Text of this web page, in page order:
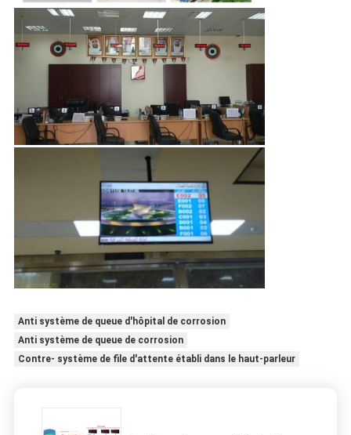
Anti système de queue d'hôpital de corrosion
Anti système de queue de corrosion
Contre- système de file d'attente établi dans le haut-parleur